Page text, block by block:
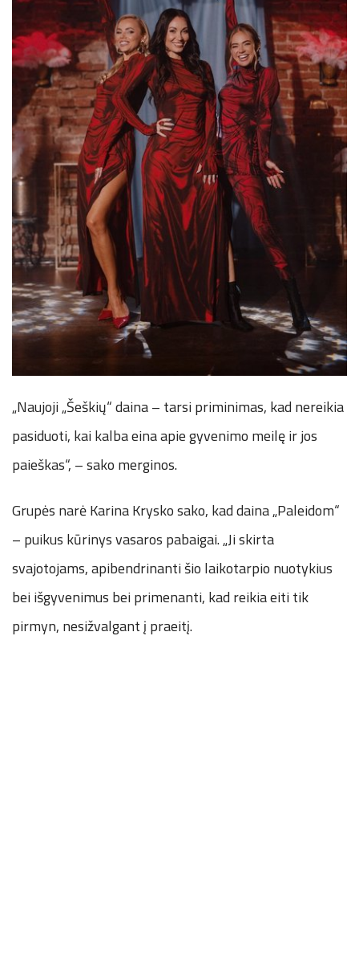
„Naujoji „Šeškių“ daina – tarsi priminimas, kad nereikia
pasiduoti, kai kalba eina apie gyvenimo meilę ir jos
paieškas“, – sako merginos.
Grupės narė Karina Krysko sako, kad daina „Paleidom“
– puikus kūrinys vasaros pabaigai. „Ji skirta
svajotojams, apibendrinanti šio laikotarpio nuotykius
bei išgyvenimus bei primenanti, kad reikia eiti tik
pirmyn, nesižvalgant į praeitį.